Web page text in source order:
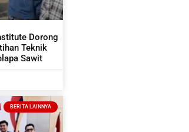
Dorong
Teknik
Sawit
BERITA LAINNYA